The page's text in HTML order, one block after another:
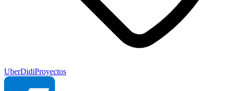
UberDidiProyectos